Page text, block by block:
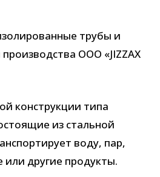
трубы и
ООО «JIZZAX
конструкции типа
из стальной
воду, пар,
или другие продукты.